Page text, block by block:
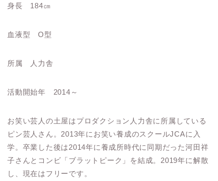
身長 184㎝
血液型 O型
所属 人力舎
活動開始年 2014～
お笑い芸人の土屋はプロダクション人力舎に所属している
ピン芸人さん。2013年にお笑い養成のスクールJCAに入
学。卒業した後は2014年に養成所時代に同期だった河田祥
子さんとコンビ「ブラットピーク」を結成。2019年に解散
し、現在はフリーです。